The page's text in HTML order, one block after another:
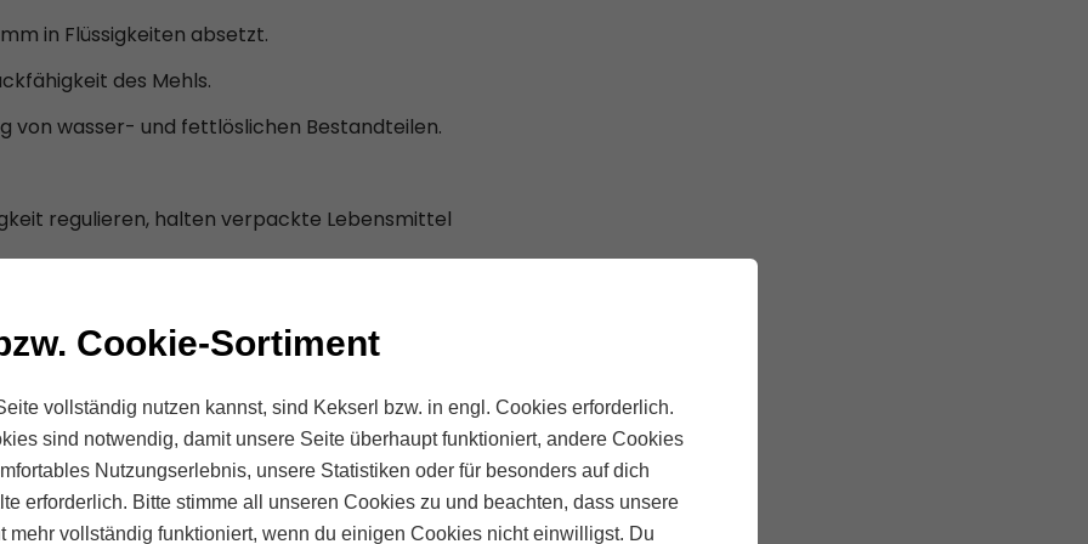
in Flüssigkeiten absetzt.
des Mehls.
von wasser- und fettlöslichen Bestandteilen.
regulieren, halten verpackte Lebensmittel
verbessern das Aussehenvon Lebensmitteln.
Cookie-Sortiment
vollständig nutzen kannst, sind Kekserl bzw. in engl. Cookies erforderlich.
sind notwendig, damit unsere Seite überhaupt funktioniert, andere Cookies
Nutzungserlebnis, unsere Statistiken oder für besonders auf dich
erforderlich. Bitte stimme all unseren Cookies zu und beachten, dass unsere
mehr vollständig funktioniert, wenn du einigen Cookies nicht einwilligst. Du